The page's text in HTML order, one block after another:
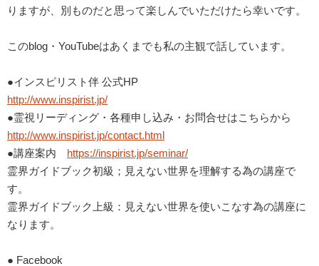
りますが、別ものだと思って楽しんでいただけたら幸いです。
このblog・YouTubeはあくまでも私の主観で話しています。
●インスピリスト伴 公式HP
http://www.inspirist.jp/
●霊視リーディング・各種申し込み・お問合せはこちらから
http://www.inspirist.jp/contact.html
●講座案内
https://inspirist.jp/seminar/
霊界ガイドブック初級；見えない世界を理解する為の講座で
す。
霊界ガイドブック上級：見えない世界を使いこなす為の講座に
なります。
● Facebook